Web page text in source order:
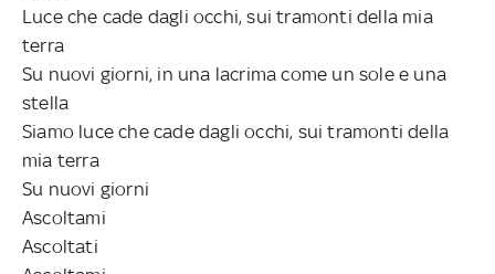
Luce che cade dagli occhi, sui tramonti della mia
terra
Su nuovi giorni, in una lacrima come un sole e una
stella
Siamo luce che cade dagli occhi, sui tramonti della
mia terra
Su nuovi giorni
Ascoltami
Ascoltati